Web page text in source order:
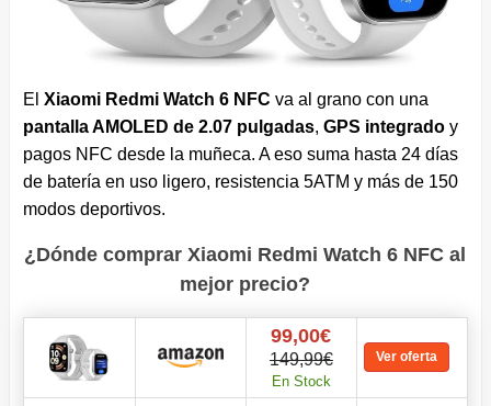
El Xiaomi Redmi Watch 6 NFC va al grano con una
pantalla AMOLED de 2.07 pulgadas, GPS integradoy
pagos NFC desde la muñeca. A eso suma hasta 24 días
de batería en uso ligero, resistencia 5ATM y más de 150
modos deportivos.
¿Dónde comprar Xiaomi Redmi Watch 6 NFC al
mejor precio?
99,00€
149,99€
En Stock
Ver oferta